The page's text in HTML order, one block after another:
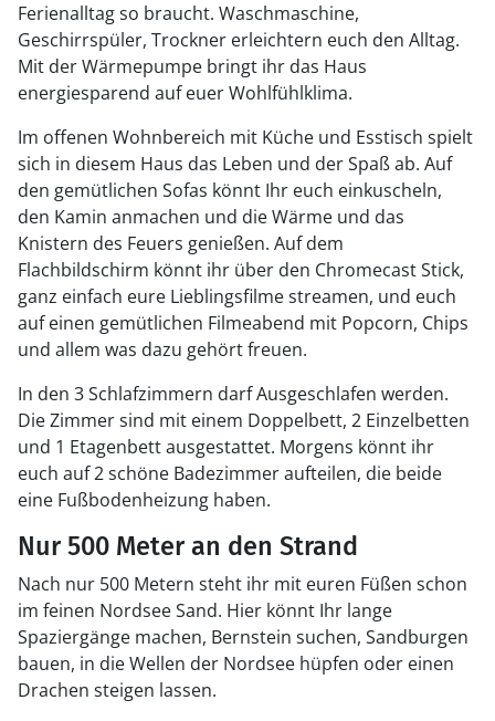
Ferienalltag so braucht. Waschmaschine,
Geschirrspüler, Trockner erleichtern euch den Alltag.
Mit der Wärmepumpe bringt ihr das Haus
energiesparend auf euer Wohlfühlklima.
Im offenen Wohnbereich mit Küche und Esstisch spielt
sich in diesem Haus das Leben und der Spaß ab. Auf
den gemütlichen Sofas könnt Ihr euch einkuscheln,
den Kamin anmachen und die Wärme und das
Knistern des Feuers genießen. Auf dem
Flachbildschirm könnt ihr über den Chromecast Stick,
ganz einfach eure Lieblingsfilme streamen, und euch
auf einen gemütlichen Filmeabend mit Popcorn, Chips
und allem was dazu gehört freuen.
In den 3 Schlafzimmern darf Ausgeschlafen werden.
Die Zimmer sind mit einem Doppelbett, 2 Einzelbetten
und 1 Etagenbett ausgestattet. Morgens könnt ihr
euch auf 2 schöne Badezimmer aufteilen, die beide
eine Fußbodenheizung haben.
Nur 500 Meter an den Strand
Nach nur 500 Metern steht ihr mit euren Füßen schon
im feinen Nordsee Sand. Hier könnt Ihr lange
Spaziergänge machen, Bernstein suchen, Sandburgen
bauen, in die Wellen der Nordsee hüpfen oder einen
Drachen steigen lassen.